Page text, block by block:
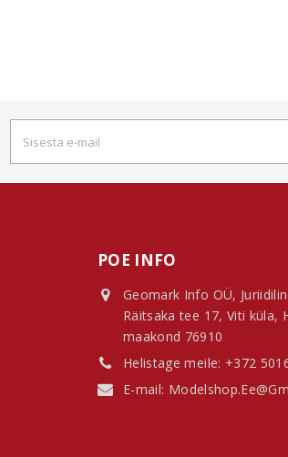
POE INFO
Geomark Info OÜ,
Räitsaka tee 17, Viti küla,
maakond 76910
Helistage meile: +372
E-mail: